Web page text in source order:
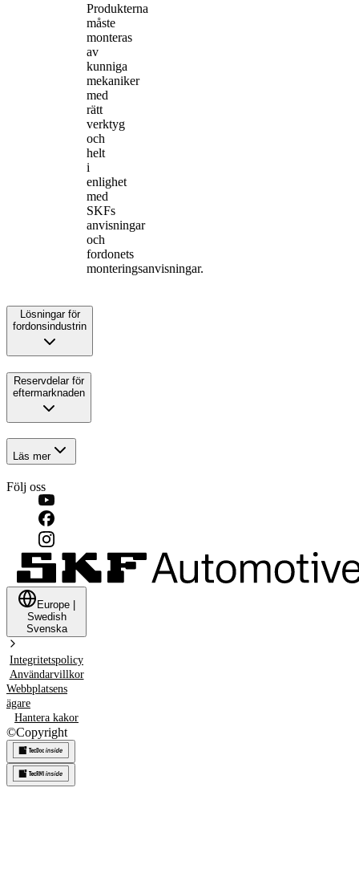
Produkterna
måste
monteras
av
kunniga
mekaniker
med
rätt
verktyg
och
helt
i
enlighet
med
SKFs
anvisningar
och
fordonets
monteringsanvisningar.
Lösningar för
fordonsindustrin
Reservdelar för
eftermarknaden
Läs mer
Följ oss
Europe
Swedish
Svenska
Integritetspolicy
Användarvillkor
Webbplatsens
ägare
Hantera kakor
©Copyright